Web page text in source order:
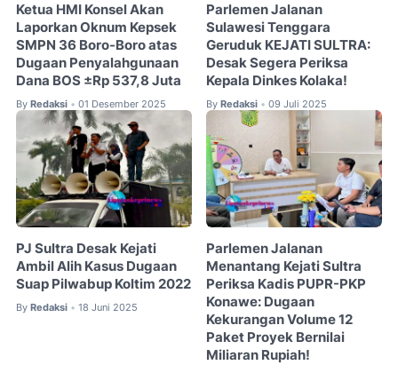
Ketua HMI Konsel Akan
Laporkan Oknum Kepsek
SMPN 36 Boro-Boro atas
Dugaan Penyalahgunaan
Dana BOS ±Rp 537,8 Juta
By Redaksi • 01 Desember 2025
Parlemen Jalanan
Sulawesi Tenggara
Geruduk KEJATI SULTRA:
Desak Segera Periksa
Kepala Dinkes Kolaka!
By Redaksi • 09 Juli 2025
PJ Sultra Desak Kejati
Ambil Alih Kasus Dugaan
Suap Pilwabup Koltim 2022
By Redaksi • 18 Juni 2025
Parlemen Jalanan
Menantang Kejati Sultra
Periksa Kadis PUPR-PKP
Konawe: Dugaan
Kekurangan Volume 12
Paket Proyek Bernilai
Miliaran Rupiah!